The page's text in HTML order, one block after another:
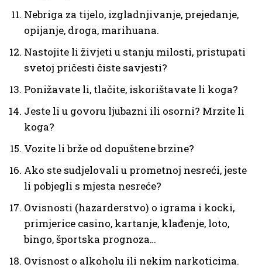
Nebriga za tijelo, izgladnjivanje, prejedanje,
opijanje, droga, marihuana.
Nastojite li živjeti u stanju milosti, pristupati
svetoj pričesti čiste savjesti?
Ponižavate li, tlačite, iskorištavate li koga?
Jeste li u govoru ljubazni ili osorni? Mrzite li
koga?
Vozite li brže od dopuštene brzine?
Ako ste sudjelovali u prometnoj nesreći, jeste
li pobjegli s mjesta nesreće?
Ovisnosti (hazarderstvo) o igrama i kocki,
primjerice casino, kartanje, klađenje, loto,
bingo, športska prognoza…
Ovisnost o alkoholu ili nekim narkoticima.